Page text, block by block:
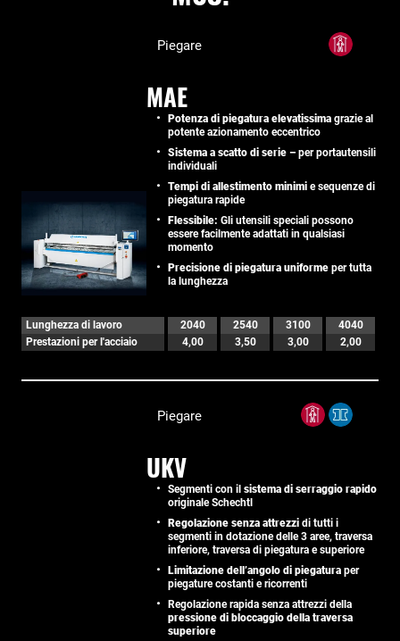
Piegare
MAE
Potenza di piegatura elevatissima grazie al
potente azionamento eccentrico
Sistema a scatto di serie – per portautensili
individuali
Tempi di allestimento minimi e sequenze di
piegatura rapide
Flessibile: Gli utensili speciali possono
essere facilmente adattati in qualsiasi
momento
Precisione di piegatura uniforme per tutta
la lunghezza
Lunghezza di lavoro 2040 2540 3100
4040
Prestazioni per l'acciaio
4,00 3,50 3,00 2,00
Piegare
UKV
Segmenti con il sistema di serraggio rapido
originale Schechtl
Regolazione senza attrezzi di tutti i
segmenti in dotazione delle 3 aree, traversa
inferiore, traversa di piegatura e superiore
Limitazione dell’angolo di piegatura per
piegature costanti e ricorrenti
Regolazione rapida senza attrezzi della
pressione di bloccaggio della traversa
superiore